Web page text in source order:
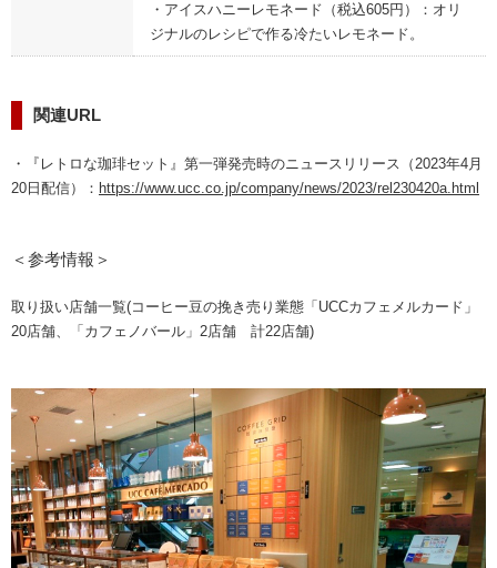
・アイスハニーレモネード（税込605円）：オリ
ジナルのレシピで作る冷たいレモネード。
関連URL
・『レトロな珈琲セット』第一弾発売時のニュースリリース（2023年4月
20日配信）： https://www.ucc.co.jp/company/news/2023/rel230420a.html
＜参考情報＞
取り扱い店舗一覧(コーヒー豆の挽き売り業態「UCCカフェメルカード」
20店舗、「カフェノバール」2店舗 計22店舗)